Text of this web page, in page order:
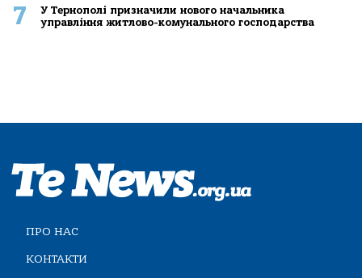
7
У Тернополі призначили нового начальника
управління житлово-комунального господарства
ПРО НАС
КОНТАКТИ